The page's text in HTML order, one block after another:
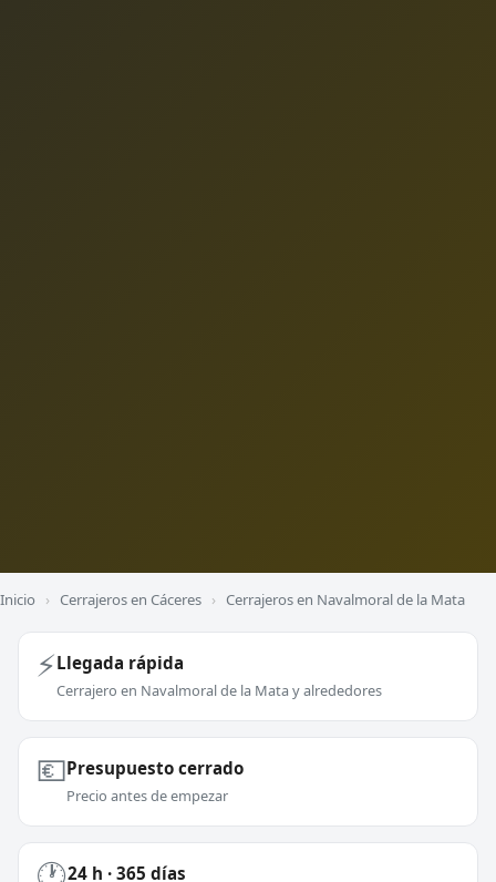
Inicio › Cerrajeros en Cáceres › Cerrajeros en Navalmoral de la Mata
⚡Llegada rápida
Cerrajero en Navalmoral de la Mata y alrededores
💶Presupuesto cerrado
Precio antes de empezar
24 h · 365 días